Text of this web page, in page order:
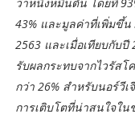
43% และมูลค่าที่เพิ่มขึ้น
2563 และเมื่อเทียบกับ
รับผลกระทบจากไวรัส
กว่า 26% สำหรับนอร์วี
การเติบโตที่น่าสนใจใน